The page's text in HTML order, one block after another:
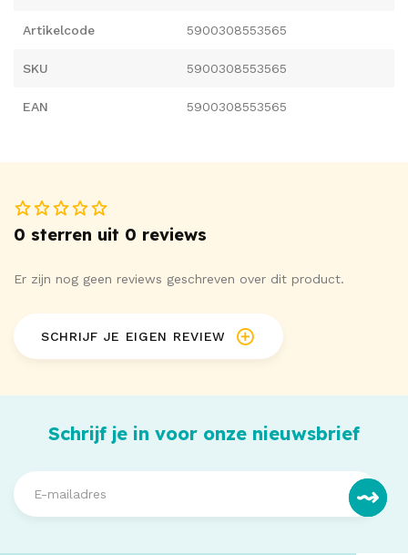
Artikelcode 5900308553565
SKU 5900308553565
EAN 5900308553565
0 sterren uit 0 reviews
Er zijn nog geen reviews geschreven over dit product.
SCHRIJF JE EIGEN REVIEW
Schrijf je in voor onze nieuwsbrief